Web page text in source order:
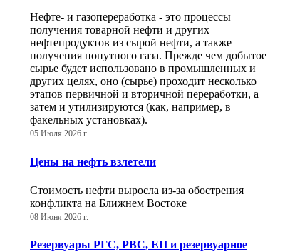
Нефте- и газопереработка - это процессы
получения товарной нефти и других
нефтепродуктов из сырой нефти, а также
получения попутного газа. Прежде чем добытое
сырье будет использовано в промышленных и
других целях, оно (сырье) проходит несколько
этапов первичной и вторичной переработки, а
затем и утилизируются (как, например, в
факельных установках).
05 Июля 2026 г.
Цены на нефть взлетели
Стоимость нефти выросла из-за обострения
конфликта на Ближнем Востоке
08 Июня 2026 г.
Резервуары РГС, РВС, ЕП и резервуарное